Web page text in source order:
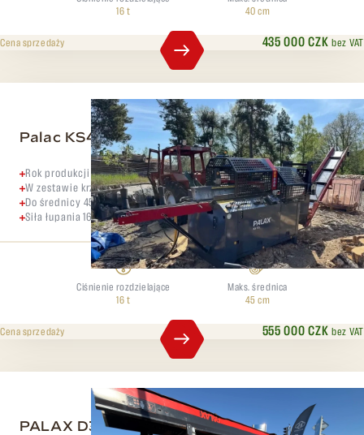
16 t
40 cm
435 000 CZKbez VAT
Cena sprzedaży
Palac KS45S
Rok produkcji 2015
W zestawie krzyże do łupania 4, 6, 8, 12
Do średnicy 45 cm
Siła łupania 16 ton
Ciśnienie rozdzielające
16 t
Maks. średnica
45 cm
555 000 CZKbez VAT
Cena sprzedaży
PALAX D360 PRO+